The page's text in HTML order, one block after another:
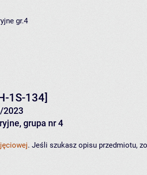
gr.4
1S-134]
2023
grupa nr 4
. Jeśli szukasz opisu przedmiotu,